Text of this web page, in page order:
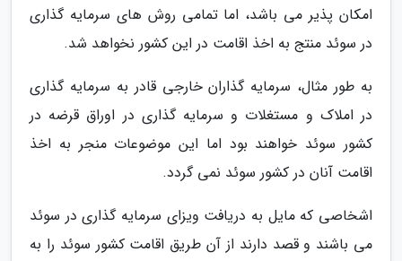
امکان پذیر می باشد، اما تمامی روش های سرمایه گذاری
در سوئد منتج به اخذ اقامت در این کشور نخواهد شد.
به طور مثال، سرمایه گذاران خارجی قادر به سرمایه گذاری
در املاک و مستغلات و سرمایه گذاری در اوراق قرضه در
کشور سوئد خواهند بود اما این موضوعات منجر به اخذ
اقامت آنان در کشور سوئد نمی گردد.
اشخاصی که مایل به دریافت ویزای سرمایه گذاری در سوئد
می باشند و قصد دارند از آن طریق اقامت کشور سوئد را به